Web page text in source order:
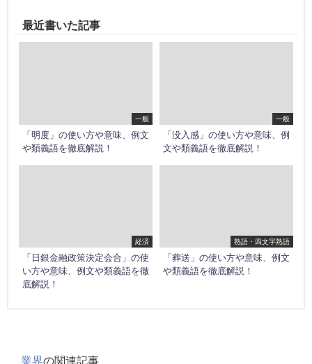
最近書いた記事
一般
「明度」の使い方や意味、例文
や類義語を徹底解説！
一般
「没入感」の使い方や意味、例
文や類義語を徹底解説！
経済
「日銀金融政策決定会合」の使
い方や意味、例文や類義語を徹
底解説！
熟語・四文字熟語
「葬送」の使い方や意味、例文
や類義語を徹底解説！
業界の関連記事